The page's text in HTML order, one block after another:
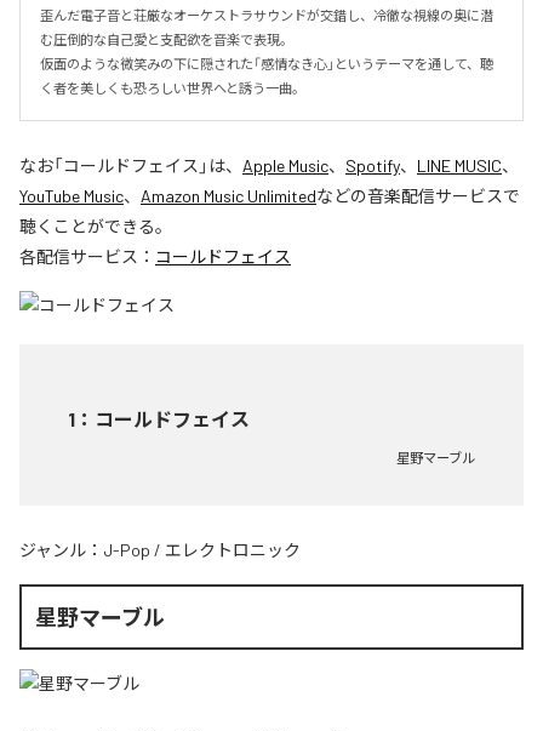
歪んだ電子音と荘厳なオーケストラサウンドが交錯し、冷徹な視線の奥に潜
む圧倒的な自己愛と支配欲を音楽で表現。
仮面のような微笑みの下に隠された「感情なき心」というテーマを通して、聴
く者を美しくも恐ろしい世界へと誘う一曲。
なお「コールドフェイス 」は、 Apple Music、 Spotify、 LINE MUSIC、
YouTube Music、 Amazon Music Unlimitedなどの音楽配信サービスで
聴くことができる。
各配信サービス： コールドフェイス
1 ： コールドフェイス
星野マーブル
ジャンル： J-Pop / エレクトロニック
星野マーブル